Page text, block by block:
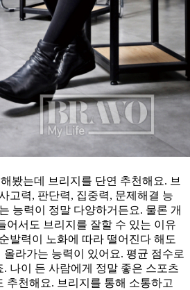
봤는데 브리지를 단연 추천해요. 브
고력, 판단력, 집중력, 문제해결 능
능력이 정말 다양하거든요. 물론 개
어서도 브리지를 잘할 수 있는 이유
발력이 노화에 따라 떨어진다 해도
라가는 능력이 있어요. 평균 점수로
. 나이 든 사람에게 정말 좋은 스포츠
추천해요. 브리지를 통해 소통하고